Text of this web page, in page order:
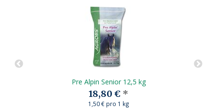
Pre Alpin Senior 12,5 kg
18,80 € *
1,50 € pro 1 kg